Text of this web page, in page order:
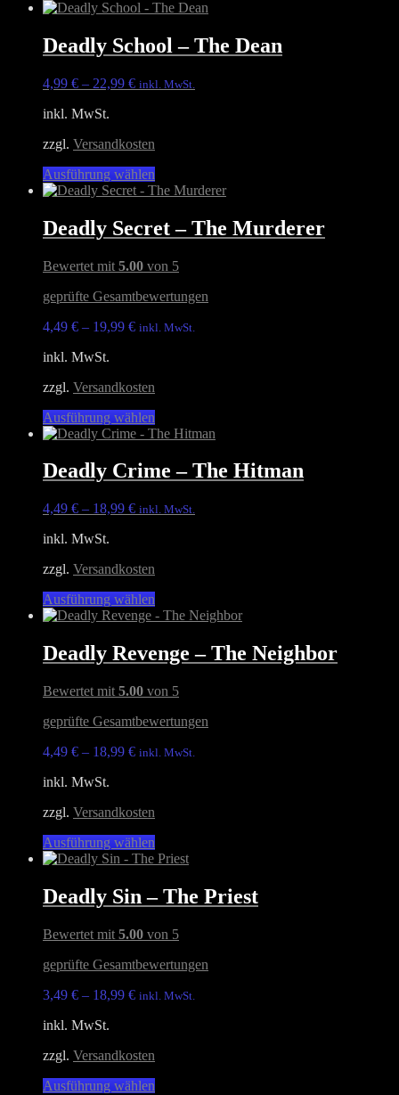
Deadly School – The Dean
4,99 € – 22,99 € inkl. MwSt.
inkl. MwSt.
zzgl. Versandkosten
Ausführung wählen
Produkt
mehrere
Varianten
Die
können
der
Deadly Secret – The Murderer
Bewertet mit 5.00 von 5
geprüfte Gesamtbewertungen
4,49 € – 19,99 € inkl. MwSt.
inkl. MwSt.
zzgl. Versandkosten
Ausführung wählen
Produkt
mehrere
Varianten
Die
der
Produktseite
gewählt
werden
Deadly Crime – The Hitman
4,49 € – 18,99 € inkl. MwSt.
inkl. MwSt.
zzgl. Versandkosten
Ausführung wählen
Produkt
mehrere
Varianten
Die
können
der
Deadly Revenge – The Neighbor
Bewertet mit 5.00 von 5
geprüfte Gesamtbewertungen
4,49 € – 18,99 € inkl. MwSt.
inkl. MwSt.
zzgl. Versandkosten
Ausführung wählen
Produkt
mehrere
Varianten
Die
können
der
Deadly Sin – The Priest
Bewertet mit 5.00 von 5
geprüfte Gesamtbewertungen
3,49 € – 18,99 € inkl. MwSt.
inkl. MwSt.
zzgl. Versandkosten
Ausführung wählen